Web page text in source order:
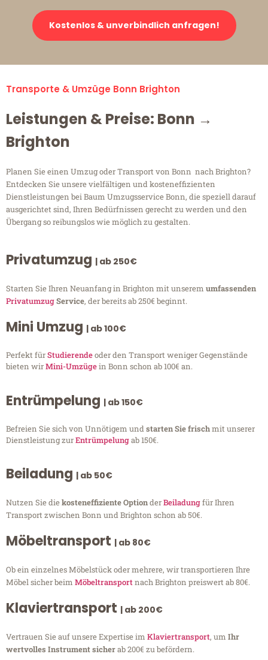
Kostenlos & unverbindlich anfragen!
Transporte & Umzüge Bonn Brighton
Leistungen & Preise: Bonn →
Brighton
Planen Sie einen Umzug oder Transport von Bonn nach Brighton?
Entdecken Sie unsere vielfältigen und kosteneffizienten
Dienstleistungen bei Baum Umzugsservice Bonn, die speziell darauf
ausgerichtet sind, Ihren Bedürfnissen gerecht zu werden und den
Übergang so reibungslos wie möglich zu gestalten.
Privatumzug | ab 250€
Starten Sie Ihren Neuanfang in Brighton mit unserem umfassenden
PrivatumzugService, der bereits ab 250€ beginnt.
Mini Umzug | ab 100€
Perfekt fürStudierendeoder den Transport weniger Gegenstände
bieten wirMini-Umzügein Bonn schon ab 100€ an.
Entrümpelung | ab 150€
Befreien Sie sich von Unnötigem undstarten Sie frischmit unserer
Dienstleistung zurEntrümpelungab 150€.
Beiladung | ab 50€
Nutzen Sie diekosteneffiziente OptionderBeiladungfür Ihren
Transport zwischen Bonn und Brighton schon ab 50€.
Möbeltransport | ab 80€
Ob ein einzelnes Möbelstück oder mehrere, wir transportieren Ihre
Möbel sicher beim Möbeltransportnach Brighton preiswert ab 80€.
Klaviertransport | ab 200€
Vertrauen Sie auf unsere Expertise im Klaviertransport, um Ihr
wertvolles Instrument sicherab 200€ zu befördern.